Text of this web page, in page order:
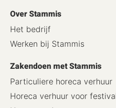
Over Stammis
Het bedrijf
Werken bij Stammis
Zakendoen met Stammis
Particuliere horeca verhuur
Horeca verhuur voor